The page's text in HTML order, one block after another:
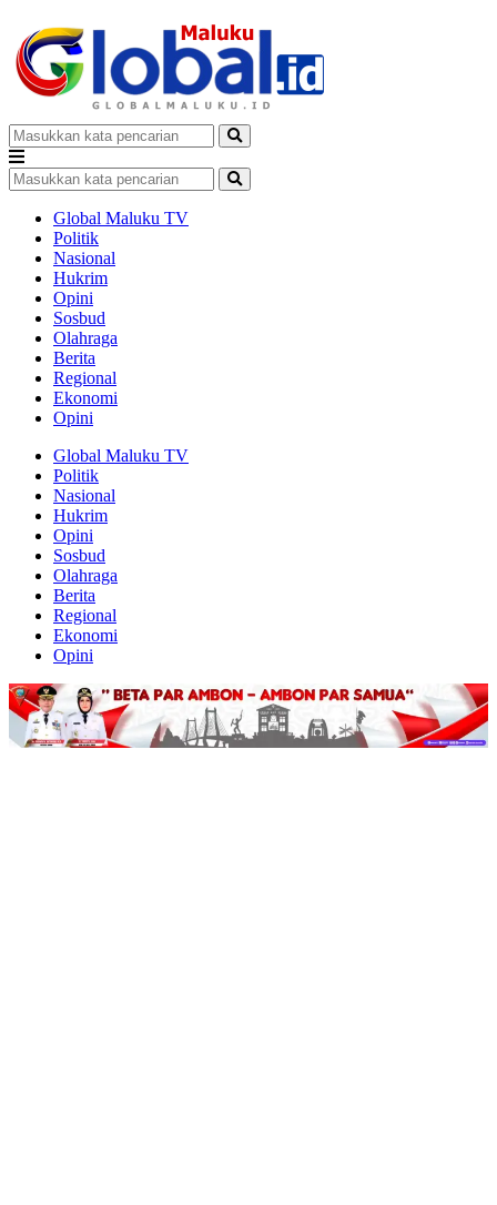
Global Maluku TV
Politik
Nasional
Hukrim
Opini
Sosbud
Olahraga
Berita
Regional
Ekonomi
Opini
Global Maluku TV
Politik
Nasional
Hukrim
Opini
Sosbud
Olahraga
Berita
Regional
Ekonomi
Opini